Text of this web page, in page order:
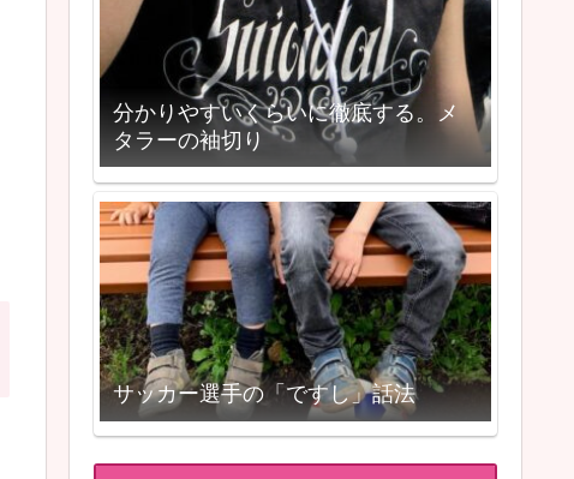
分かりやすいくらいに徹底する。メ
タラーの袖切り
サッカー選手の「ですし」話法